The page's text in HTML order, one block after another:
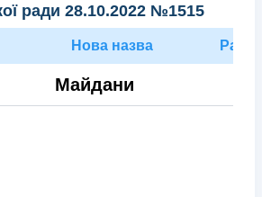
ради 28.10.2022 №1515
Нова назва
Майдани